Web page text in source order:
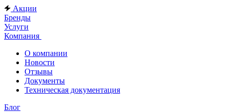
Акции
Бренды
Услуги
Компания
О компании
Новости
Отзывы
Документы
Техническая документация
Блог